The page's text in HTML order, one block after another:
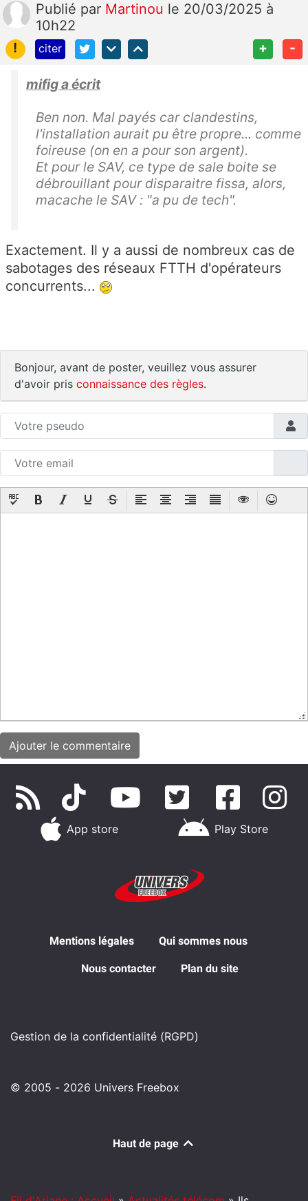
Publié par Martinou le 20/03/2025 à
10h22
!
citer + -
mifig a écrit
Ben non. Mal payés car clandestins,
l'installation aurait pu être propre... comme
foireuse (on en a pour son argent).
Et pour le SAV, ce type de sale boite se
débrouillant pour disparaitre fissa, alors,
macache le SAV : "a pu de tech".
Exactement. Il y a aussi de nombreux cas de
sabotages des réseaux FTTH d'opérateurs
concurrents...
Bonjour, avant de poster, veuillez vous assurer
d'avoir pris connaissance des règles.
App store Play Store
Mentions légales Qui sommes nous
Nous contacter Plan du site
Gestion de la confidentialité (RGPD)
© 2005 - 2026 Univers Freebox
Haut de page